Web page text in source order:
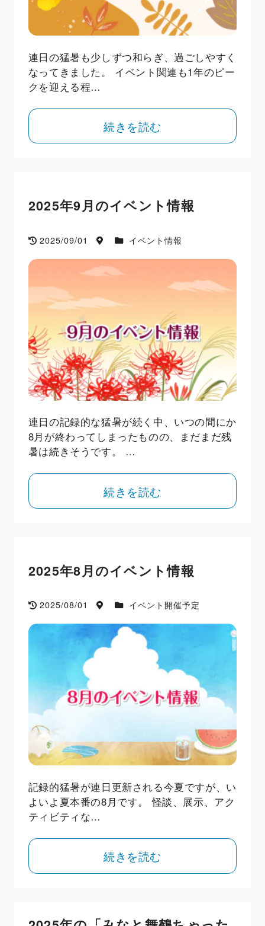
連日の猛暑も少しずつ和らぎ、過ごしやすく
なってきました。 イベント関連も1年のピー
クを迎える程…
続きを読む
2025年9月のイベント情報
2025/09/01 イベント情報
連日の記録的な猛暑が続く中、いつの間にか
8月が終わってしまったものの、まだまだ残
暑は続きそうです。 …
続きを読む
2025年8月のイベント情報
2025/08/01 イベント開催予定
記録的猛暑が連日更新される今夏ですが、い
よいよ夏本番の8月です。 怪談、展示、アク
ティビティな…
続きを読む